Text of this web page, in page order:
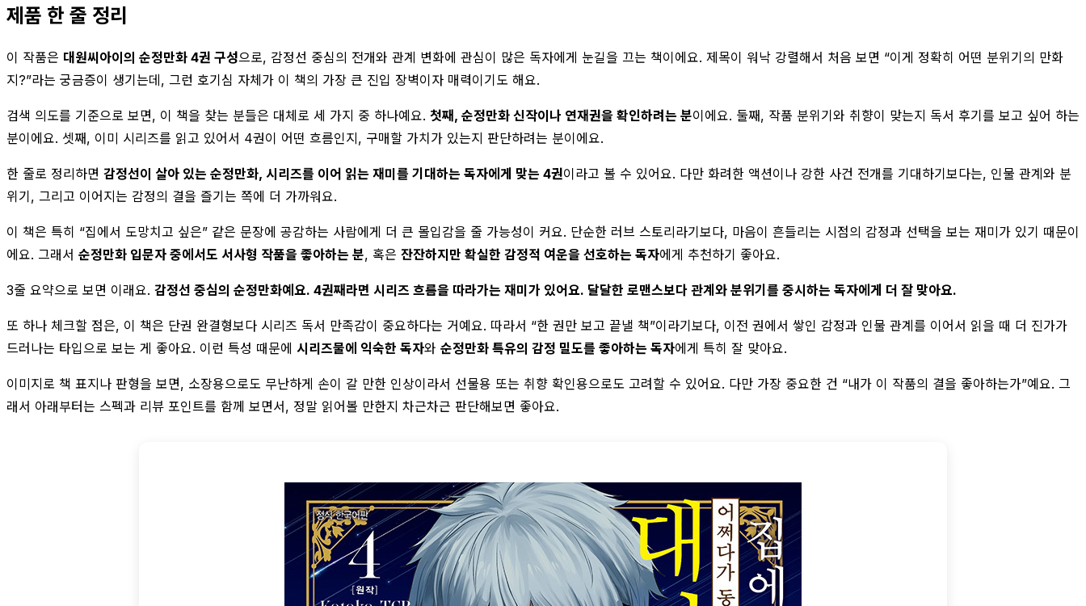
제품 한 줄 정리
이 작품은 대원씨아이의 순정만화 4권 구성으로, 감정선 중심의 전개와 관계 변화에 관심이 많은 독자에게 눈길을 끄는 책이에요. 제목이 워낙 강렬해서 처음 보면 “이게 정확히 어떤 분위기의 만화
지?”라는 궁금증이 생기는데, 그런 호기심 자체가 이 책의 가장 큰 진입 장벽이자 매력이기도 해요.
검색 의도를 기준으로 보면, 이 책을 찾는 분들은 대체로 세 가지 중 하나예요. 첫째, 순정만화 신작이나 연재권을 확인하려는 분이에요. 둘째, 작품 분위기와 취향이 맞는지 독서 후기를 보고 싶어 하는
분이에요. 셋째, 이미 시리즈를 읽고 있어서 4권이 어떤 흐름인지, 구매할 가치가 있는지 판단하려는 분이에요.
한 줄로 정리하면 감정선이 살아 있는 순정만화, 시리즈를 이어 읽는 재미를 기대하는 독자에게 맞는 4권이라고 볼 수 있어요. 다만 화려한 액션이나 강한 사건 전개를 기대하기보다는, 인물 관계와 분
위기, 그리고 이어지는 감정의 결을 즐기는 쪽에 더 가까워요.
이 책은 특히 “집에서 도망치고 싶은” 같은 문장에 공감하는 사람에게 더 큰 몰입감을 줄 가능성이 커요. 단순한 러브 스토리라기보다, 마음이 흔들리는 시점의 감정과 선택을 보는 재미가 있기 때문이
에요. 그래서 순정만화 입문자 중에서도 서사형 작품을 좋아하는 분, 혹은 잔잔하지만 확실한 감정적 여운을 선호하는 독자에게 추천하기 좋아요.
3줄 요약으로 보면 이래요. 감정선 중심의 순정만화예요. 4권째라면 시리즈 흐름을 따라가는 재미가 있어요. 달달한 로맨스보다 관계와 분위기를 중시하는 독자에게 더 잘 맞아요.
또 하나 체크할 점은, 이 책은 단권 완결형보다 시리즈 독서 만족감이 중요하다는 거예요. 따라서 “한 권만 보고 끝낼 책”이라기보다, 이전 권에서 쌓인 감정과 인물 관계를 이어서 읽을 때 더 진가가
드러나는 타입으로 보는 게 좋아요. 이런 특성 때문에 시리즈물에 익숙한 독자와 순정만화 특유의 감정 밀도를 좋아하는 독자에게 특히 잘 맞아요.
이미지로 책 표지나 판형을 보면, 소장용으로도 무난하게 손이 갈 만한 인상이라서 선물용 또는 취향 확인용으로도 고려할 수 있어요. 다만 가장 중요한 건 “내가 이 작품의 결을 좋아하는가”예요. 그
래서 아래부터는 스펙과 리뷰 포인트를 함께 보면서, 정말 읽어볼 만한지 차근차근 판단해보면 좋아요.